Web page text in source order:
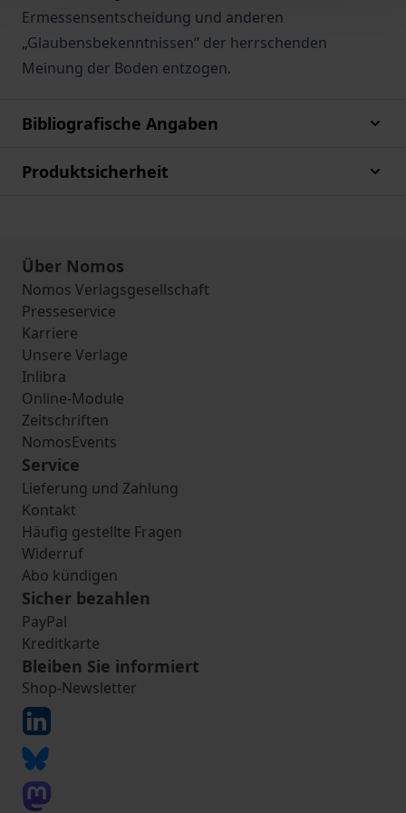
Ermessensentscheidung und anderen
„Glaubensbekenntnissen“ der herrschenden
Meinung der Boden entzogen.
Bibliografische Angaben
Produktsicherheit
Über Nomos
Nomos Verlagsgesellschaft
Presseservice
Karriere
Unsere Verlage
Inlibra
Online-Module
Zeitschriften
NomosEvents
Service
Lieferung und Zahlung
Kontakt
Häufig gestellte Fragen
Widerruf
Abo kündigen
Sicher bezahlen
PayPal
Kreditkarte
Bleiben Sie informiert
Shop-Newsletter